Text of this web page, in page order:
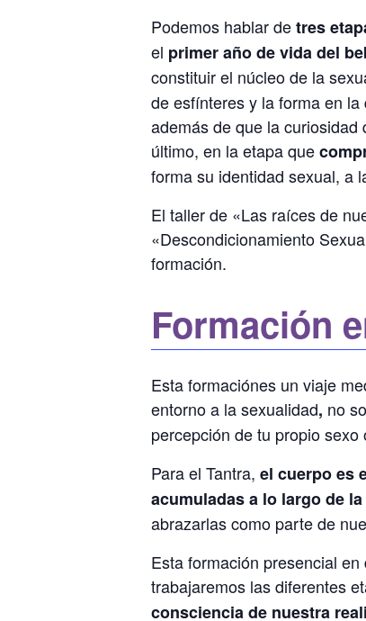
Podemos hablar detres
el primer año de vida del
constituir el núcleo de la
de esfínteres y la forma en
además de que la
último, en la etapa que
forma su identidad sexual, a
El taller de «Las raíces de
«Descondicionamiento
formación.
Formación
Esta formaciónes un viaje
entorno a la sexualidad, no
percepción de tu propio
Para el Tantra, el cuerpo es
acumuladas a lo largo de
abrazarlas como parte de
Esta formación presencial
trabajaremos las diferentes
consciencia de nuestra